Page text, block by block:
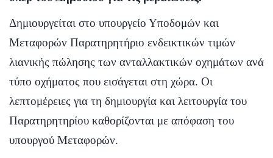
Δημιουργείται στο υπουργείο Υποδομών και
Μεταφορών Παρατηρητήριο ενδεικτικών τιμών
λιανικής πώλησης των ανταλλακτικών οχημάτων ανά
τύπο οχήματος που εισάγεται στη χώρα. Οι
λεπτομέρειες για τη δημιουργία και λειτουργία του
Παρατηρητηρίου καθορίζονται με απόφαση του
υπουργού Μεταφορών.